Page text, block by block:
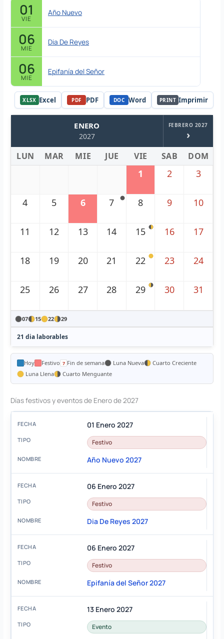
01
VIE
Año Nuevo
06
MIE
Dia De Reyes
06
MIE
Epifanía del Señor
XLSX Excel PDF PDF DOC Word PRINT Imprimir
ENERO
2027
FEBRERO 2027
›
LUN MAR MIE JUE VIE SAB DOM
1 2 3
4 5 6 7 8 9 10
11 12 13 14 15 16 17
18 19 20 21 22 23 24
25 26 27 28 29 30 31
07 15 22 29
21 dia laborables
Hoy Festivo Fin de semana Luna Nueva
Cuarto Creciente
Luna Llena
Cuarto Menguante
Días festivos y eventos de Enero de 2027
01 Enero 2027
Festivo
Año Nuevo 2027
06 Enero 2027
Festivo
Dia De Reyes 2027
06 Enero 2027
Festivo
Epifanía del Señor 2027
13 Enero 2027
Evento